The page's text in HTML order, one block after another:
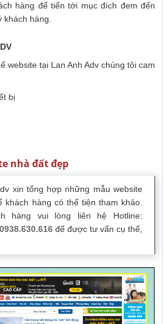
hàng để tiến tới mục đích đem đến
khách hàng.
website tại Lan Anh Adv chúng tôi cam
bị
nhà đất đẹp
xin tổng hợp những mẫu website
khách hàng có thể tiện tham khảo.
hàng vui lòng liên hệ Hotline:
để được tư vấn cụ thể,